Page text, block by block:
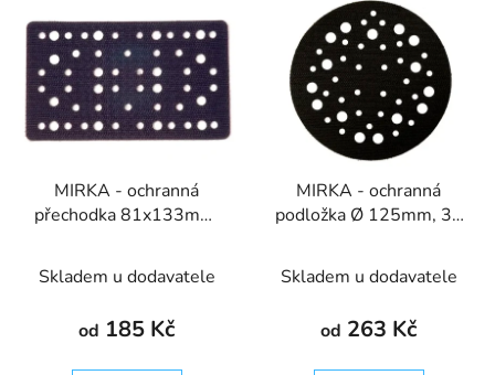
p
MIRKA - ochranná
přechodka 81x133mm,
Skladem u dodavatele
od 185 Kč
MIRKA - ochranná
podložka Ø 125mm, 33
Skladem u dodavatele
od 263 Kč